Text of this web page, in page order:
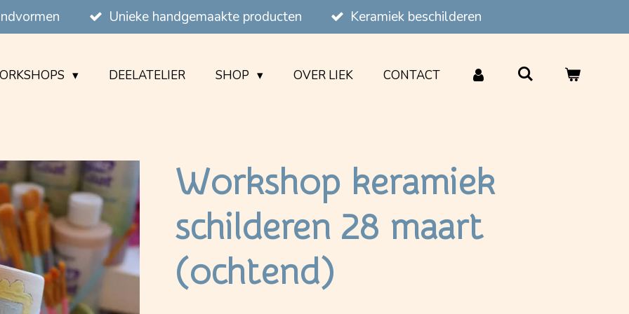
Unieke handgemaakte producten Keramiek beschilderen
DEELATELIER SHOP OVER LIEK CONTACT
Workshop keramiek
schilderen 28 maart
(ochtend)